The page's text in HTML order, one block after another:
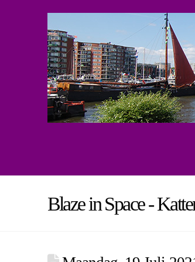
Blaze in Space -